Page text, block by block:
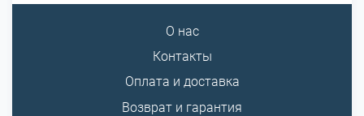
О нас
Контакты
Оплата и доставка
Возврат и гарантия